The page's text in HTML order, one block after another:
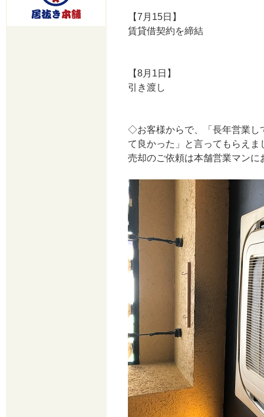
【7月15日】
賃貸借契約を締結
【8月1日】
引き渡し
◇お客様からで、「長年営業し
て良かった」と言ってもらえま
売却のご依頼は本舗営業マンに